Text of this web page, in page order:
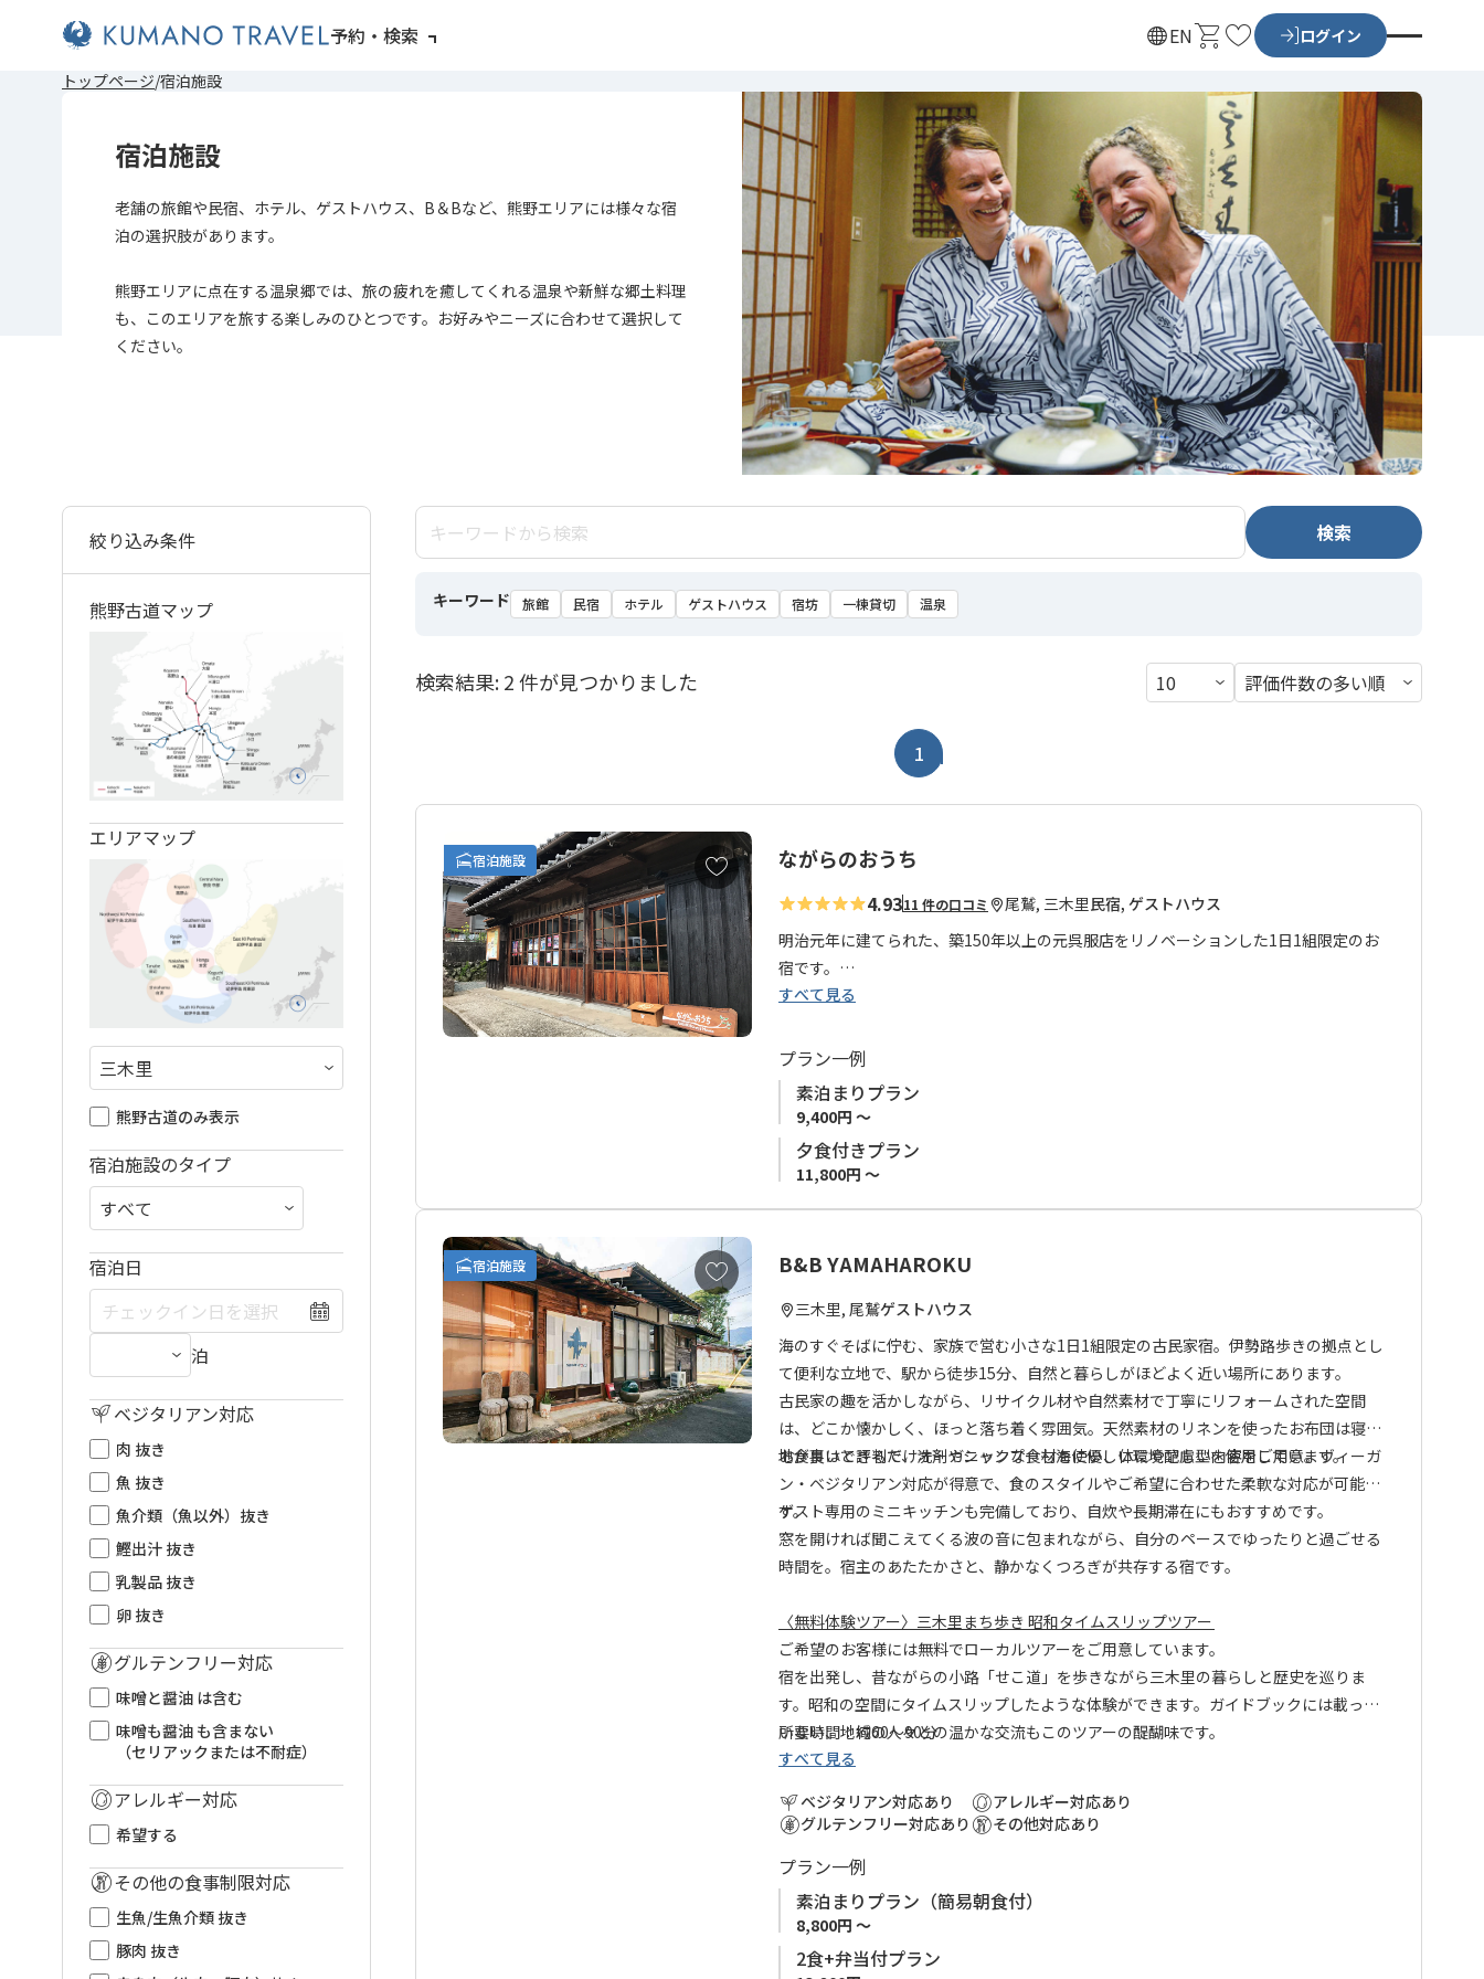
予約・検索 ENカ
ト
お
に
入
り
ログイン
トップページ 宿泊施設
宿泊施設
老舗の旅館や民宿、ホテル、ゲストハウス、B＆Bなど、熊野エリアには様々な宿
泊の選択肢があります。
熊野エリアに点在する温泉郷では、旅の疲れを癒してくれる温泉や新鮮な郷土料理
も、このエリアを旅する楽しみのひとつです。お好みやニーズに合わせて選択して
ください。
検索
キーワード 旅館 民宿 ホテル ゲストハウス 宿坊 一棟貸切 温泉
検索結果: 2 件が見つかりました
1
宿泊施設
お
気
に
入
り
に
追
加
ながらのおうち
4.9311 件の口コミ 尾鷲, 三木里 民宿, ゲストハウス
明治元年に建てられた、築150年以上の元呉服店をリノベーションした1日1組限定のお
宿です。
が融合された趣を感じていただけます。
お食事はオーナーのご家族が運営する「お弁当の店 汐はま」よりお弁当形式でお届け。
マリンスポーツのインストラクターで海外留学経験もあり、語学堪能なオーナーが提供
する三重県尾鷲市の魅力をぜひご堪能ください。
けます。
お宿敷地内 屋外設置のシャワースペースや、お宿内共有スペースをオーナー及び、マリ
ンスポーツ体験のお客様が利用する場合があります。
1日1組限定ですが、1棟貸切ではございませんのでご注意ください。
こちらのお宿は「農林漁業体験民宿」につき、全プラン チェックイン時にオーナーから
の熊野古道のお話が付きます。
すべて見る
プラン一例
素泊まりプラン
9,400円 ～
夕食付きプラン
11,800円 ～
宿泊施設
お
気
に
入
り
に
追
加
B&B YAMAHAROKU
三木里, 尾鷲ゲストハウス
海のすぐそばに佇む、家族で営む小さな1日1組限定の古民家宿。伊勢路歩きの拠点とし
て便利な立地で、駅から徒歩15分、自然と暮らしがほどよく近い場所にあります。
古民家の趣を活かしながら、リサイクル材や自然素材で丁寧にリフォームされた空間
は、どこか懐かしく、ほっと落ち着く雰囲気。天然素材のリネンを使ったお布団は寝心
地が良いと評判で、洗剤やシャンプーも海に優しい環境配慮型を使用しています。
お食事はできるだけオーガニックな食材を使い、体にやさしい内容をご用意。ヴィーガ
ン・ベジタリアン対応が得意で、食のスタイルやご希望に合わせた柔軟な対応が可能で
す。
ゲスト専用のミニキッチンも完備しており、自炊や長期滞在にもおすすめです。
窓を開ければ聞こえてくる波の音に包まれながら、自分のペースでゆったりと過ごせる
時間を。宿主のあたたかさと、静かなくつろぎが共存する宿です。
〈無料体験ツアー〉三木里まち歩き 昭和タイムスリップツアー
ご希望のお客様には無料でローカルツアーをご用意しています。
宿を出発し、昔ながらの小路「せこ道」を歩きながら三木里の暮らしと歴史を巡りま
す。昭和の空間にタイムスリップしたような体験ができます。ガイドブックには載って
いない、地域の人々との温かな交流もこのツアーの醍醐味です。
ご希望の方はチェックインの際にお尋ねください。
所要時間：約60〜90分
すべて見る
ベジタリアン対応あり
グルテンフリー対応あり
アレルギー対応あり
その他対応あり
プラン一例
素泊まりプラン（簡易朝食付）
8,800円 ～
2食+弁当付プラン
絞り込み条件
熊野古道マップ
エリアマップ
熊野古道のみ表示
宿泊施設のタイプ
宿泊日
泊
ベジタリアン対応
肉 抜き
魚 抜き
魚介類（魚以外）抜き
鰹出汁 抜き
乳製品 抜き
卵 抜き
グルテンフリー対応
味噌と醤油 は含む
味噌も醤油 も含まない
（セリアックまたは不耐症）
アレルギー対応
希望する
その他の食事制限対応
生魚/生魚介類 抜き
豚肉 抜き